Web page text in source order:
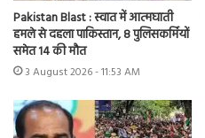
Pakistan Blast : स्वात में आत्मघाती
हमले से दहला पाकिस्तान, 8 पुलिसकर्मियों
समेत 14 की मौत
3 August 2026 - 11:53 AM